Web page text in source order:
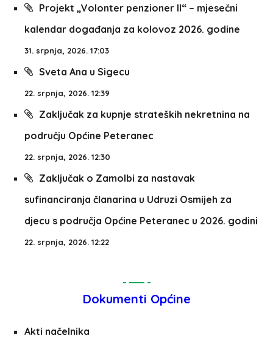
Projekt „Volonter penzioner II“ – mjesečni
kalendar događanja za kolovoz 2026. godine
31. srpnja, 2026. 17:03
Sveta Ana u Sigecu
22. srpnja, 2026. 12:39
Zaključak za kupnje strateških nekretnina na
području Općine Peteranec
22. srpnja, 2026. 12:30
Zaključak o Zamolbi za nastavak
sufinanciranja članarina u Udruzi Osmijeh za
djecu s područja Općine Peteranec u 2026. godini
22. srpnja, 2026. 12:22
Dokumenti Općine
Akti načelnika